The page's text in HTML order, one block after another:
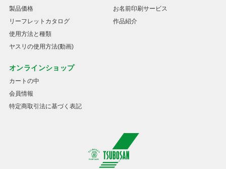
製品価格
リーフレットカタログ
使用方法と種類
ヤスリの使用方法(動画)
お名前印刷サービス
作品紹介
オンラインショップ
カートの中
会員情報
特定商取引法に基づく表記